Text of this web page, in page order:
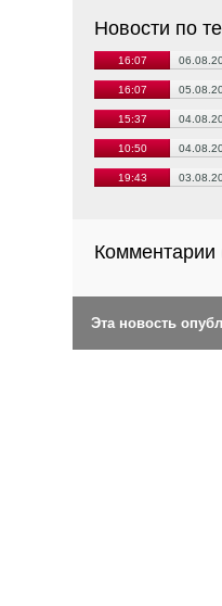
Новости по
16:07
16:07
15:37
10:50
19:43
Комментарии
Эта новость